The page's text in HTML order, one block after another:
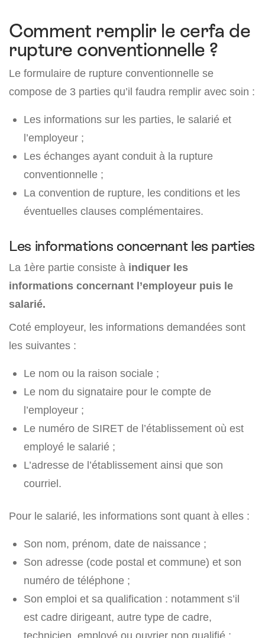
Comment remplir le cerfa de
rupture conventionnelle ?
Le formulaire de rupture conventionnelle se
compose de 3 parties qu’il faudra remplir avec soin :
Les informations sur les parties, le salarié et
l’employeur ;
Les échanges ayant conduit à la rupture
conventionnelle ;
La convention de rupture, les conditions et les
éventuelles clauses complémentaires.
Les informations concernant les parties
La 1ère partie consiste à indiquer les
informations concernant l’employeur puis le
salarié.
Coté employeur, les informations demandées sont
les suivantes :
Le nom ou la raison sociale ;
Le nom du signataire pour le compte de
l’employeur ;
Le numéro de SIRET de l’établissement où est
employé le salarié ;
L’adresse de l’établissement ainsi que son
courriel.
Pour le salarié, les informations sont quant à elles :
Son nom, prénom, date de naissance ;
Son adresse (code postal et commune) et son
numéro de téléphone ;
Son emploi et sa qualification : notamment s’il
est cadre dirigeant, autre type de cadre,
technicien, employé ou ouvrier non qualifié ;